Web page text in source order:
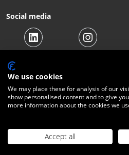
Social media
© 2026 Beltraco Benelux B.V. |
Verzendkosten|Contact
We use cookies
We may place these for analysis of our
show personalised content and to give
more information about the cookies we
Accept all